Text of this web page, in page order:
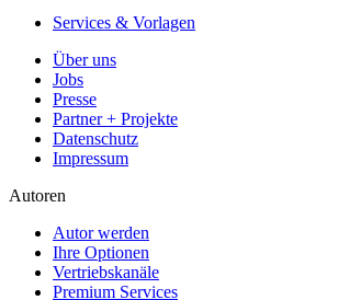
Services & Vorlagen
Über uns
Jobs
Presse
Partner + Projekte
Datenschutz
Impressum
Autoren
Autor werden
Ihre Optionen
Vertriebskanäle
Premium Services